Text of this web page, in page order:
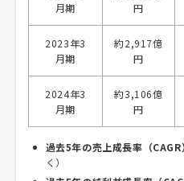
月期
円
2023年3
月期
約2,917億
円
2024年3
月期
約3,106億
円
過去5年の売上成長率（CAGR）
く）